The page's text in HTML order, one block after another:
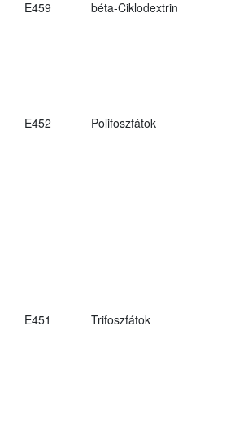
E459
béta-Ciklodextrin
E452 Polifoszfátok
E451 Trifoszfátok